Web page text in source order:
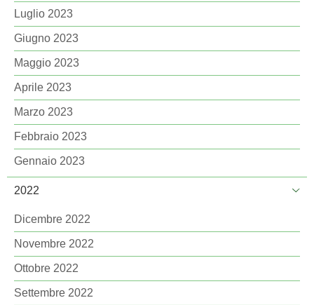
Luglio 2023
Giugno 2023
Maggio 2023
Aprile 2023
Marzo 2023
Febbraio 2023
Gennaio 2023
2022
Dicembre 2022
Novembre 2022
Ottobre 2022
Settembre 2022